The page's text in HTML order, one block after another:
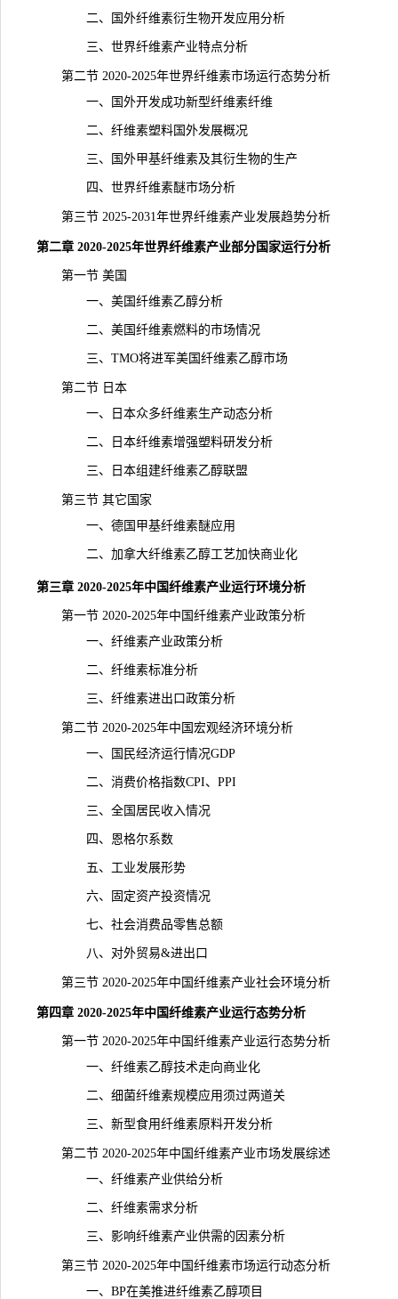
二、国外纤维素衍生物开发应用分析
三、世界纤维素产业特点分析
第二节 2020-2025年世界纤维素市场运行态势分析
一、国外开发成功新型纤维素纤维
二、纤维素塑料国外发展概况
三、国外甲基纤维素及其衍生物的生产
四、世界纤维素醚市场分析
第三节 2025-2031年世界纤维素产业发展趋势分析
第二章 2020-2025年世界纤维素产业部分国家运行分析
第一节 美国
一、美国纤维素乙醇分析
二、美国纤维素燃料的市场情况
三、TMO将进军美国纤维素乙醇市场
第二节 日本
一、日本众多纤维素生产动态分析
二、日本纤维素增强塑料研发分析
三、日本组建纤维素乙醇联盟
第三节 其它国家
一、德国甲基纤维素醚应用
二、加拿大纤维素乙醇工艺加快商业化
第三章 2020-2025年中国纤维素产业运行环境分析
第一节 2020-2025年中国纤维素产业政策分析
一、纤维素产业政策分析
二、纤维素标准分析
三、纤维素进出口政策分析
第二节 2020-2025年中国宏观经济环境分析
一、国民经济运行情况GDP
二、消费价格指数CPI、PPI
三、全国居民收入情况
四、恩格尔系数
五、工业发展形势
六、固定资产投资情况
七、社会消费品零售总额
八、对外贸易&进出口
第三节 2020-2025年中国纤维素产业社会环境分析
第四章 2020-2025年中国纤维素产业运行态势分析
第一节 2020-2025年中国纤维素产业运行态势分析
一、纤维素乙醇技术走向商业化
二、细菌纤维素规模应用须过两道关
三、新型食用纤维素原料开发分析
第二节 2020-2025年中国纤维素产业市场发展综述
一、纤维素产业供给分析
二、纤维素需求分析
三、影响纤维素产业供需的因素分析
第三节 2020-2025年中国纤维素市场运行动态分析
一、BP在美推进纤维素乙醇项目